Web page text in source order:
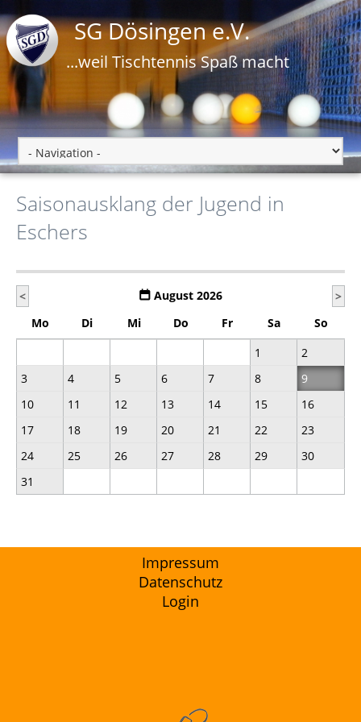
SG Dösingen e.V.
...weil Tischtennis Spaß macht
Saisonausklang der Jugend in
Eschers
< August 2026
>
Mo
Di Mi Do Fr Sa
So
1
2
3
4 5 6 7 8
9
10
11 12 13 14 15
16
17
18 19 20 21 22
23
24
25 26 27 28 29
30
31
Impressum
Datenschutz
Login